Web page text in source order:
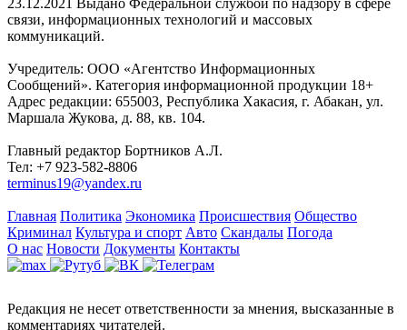
23.12.2021 Выдано Федеральной службой по надзору в сфере
связи, информационных технологий и массовых
коммуникаций.
Учредитель: ООО «Агентство Информационных
Сообщений». Категория информационной продукции 18+
Адрес редакции: 655003, Республика Хакасия, г. Абакан, ул.
Маршала Жукова, д. 88, кв. 104.
Главный редактор Бортников А.Л.
Тел: +7 923-582-8806
terminus19@yandex.ru
Главная Политика Экономика Происшествия Общество
Криминал Культура и спорт Авто Скандалы Погода
О нас Новости Документы Контакты
Редакция не несет ответственности за мнения, высказанные в
комментариях читателей.